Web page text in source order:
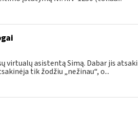
virtualų asistentą Simą. Dabar jis
tik žodžiu „nežinau“, o...